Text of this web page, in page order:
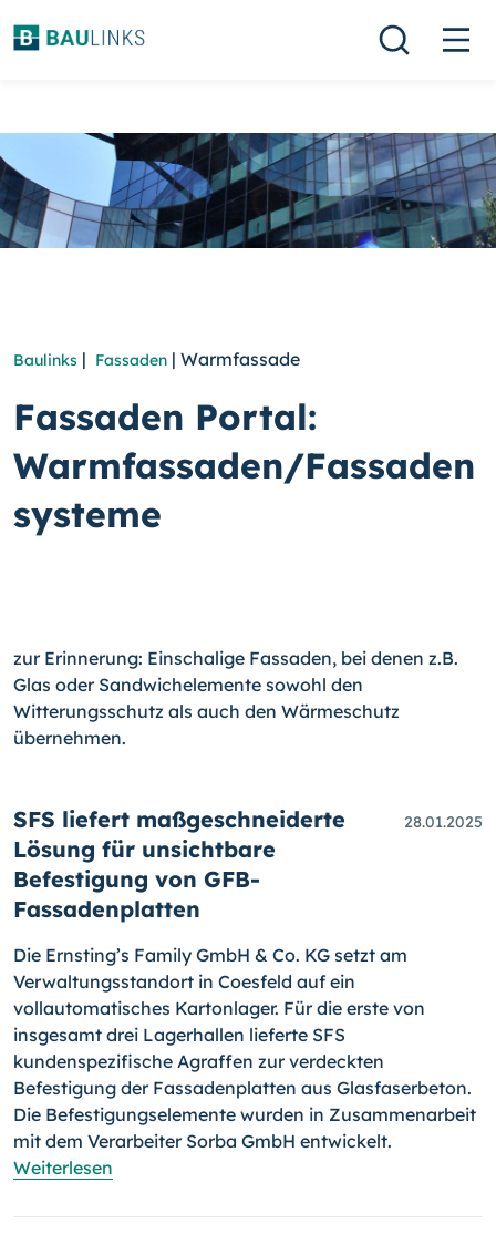
Baulinks | Fassaden | Warmfassade
Fassaden Portal:
Warmfassaden/Fassaden
systeme
zur Erinnerung: Einschalige Fassaden, bei denen z.B.
Glas oder Sandwichelemente sowohl den
Witterungsschutz als auch den Wärmeschutz
übernehmen.
SFS liefert maßgeschneiderte
Lösung für unsichtbare
Befestigung von GFB-
Fassadenplatten
28.01.2025
Die Ernsting’s Family GmbH & Co. KG setzt am
Verwaltungsstandort in Coesfeld auf ein
vollautomatisches Kartonlager. Für die erste von
insgesamt drei Lagerhallen lieferte SFS
kundenspezifische Agraffen zur verdeckten
Befestigung der Fassadenplatten aus Glasfaserbeton.
Die Befestigungselemente wurden in Zusammenarbeit
mit dem Verarbeiter Sorba GmbH entwickelt.
Weiterlesen